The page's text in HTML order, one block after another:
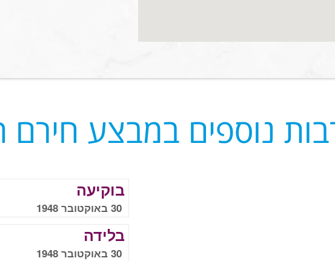
נוספים במבצע
בוקיעה
30 באוקטובר 1948
בלידה
30 באוקטובר 1948